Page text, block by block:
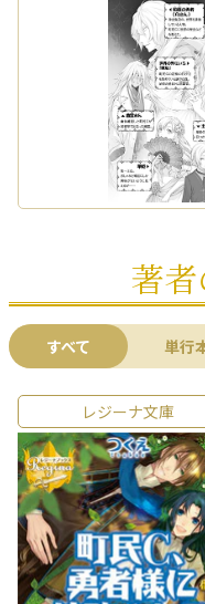
著
すべて 単行
レジーナ文庫